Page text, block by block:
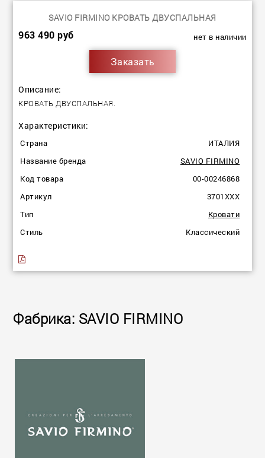
SAVIO FIRMINO КРОВАТЬ ДВУСПАЛЬНАЯ
963 490 руб нет в наличии
Заказать
Описание:
КРОВАТЬ ДВУСПАЛЬНАЯ.
Характеристики:
Страна
ИТАЛИЯ
Название бренда
SAVIO FIRMINO
Код товара
00-00246868
Артикул
3701XXX
Тип
Кровати
Стиль
Классический
Фабрика: SAVIO FIRMINO